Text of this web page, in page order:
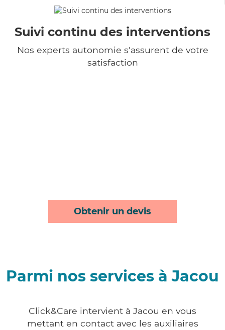
Suivi continu des interventions
Nos experts autonomie s'assurent de votre
satisfaction
Obtenir un devis
Parmi nos services à Jacou
Click&Care intervient à Jacou en vous
mettant en contact avec les auxiliaires